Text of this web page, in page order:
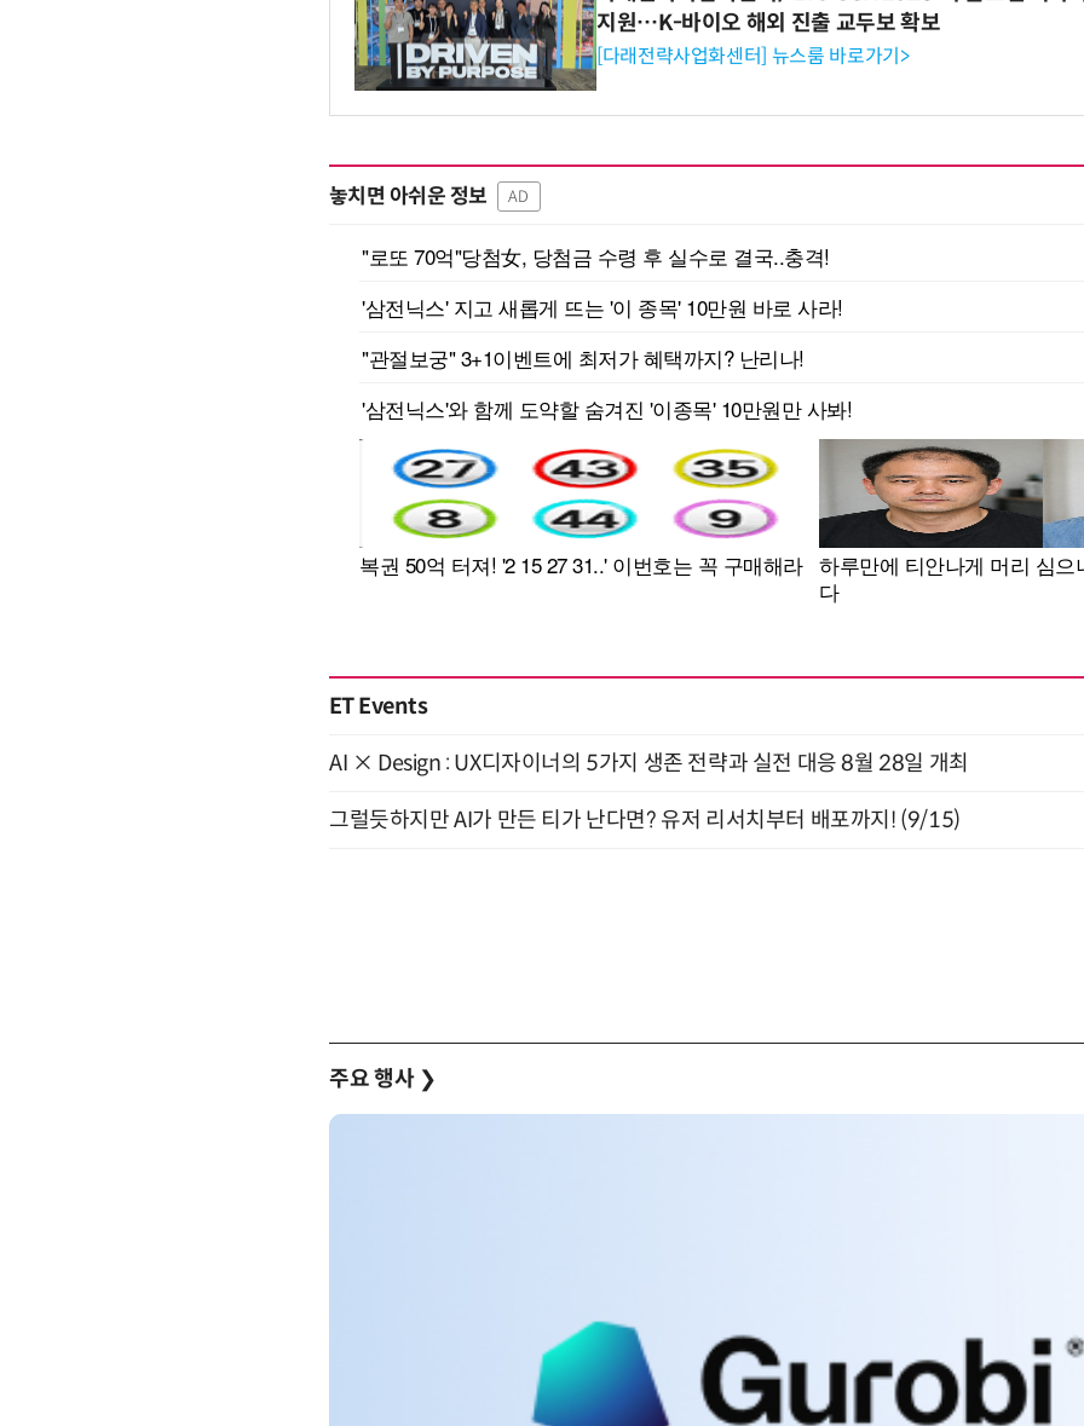
지원…K-바이오 해외 진출 교두보 확보
[다래전략사업화센터] 뉴스룸 바로가기>
놓치면 아쉬운 정보 AD
ET Events
AI × Design : UX디자이너의 5가지 생존 전략과 실전 대응 8월 28일 개최
그럴듯하지만 AI가 만든 티가 난다면? 유저 리서치부터 배포까지! (9/15)
주요 행사 ❯